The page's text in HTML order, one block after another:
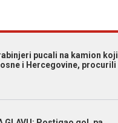
pucali na kamion koji
i Hercegovine, procurili